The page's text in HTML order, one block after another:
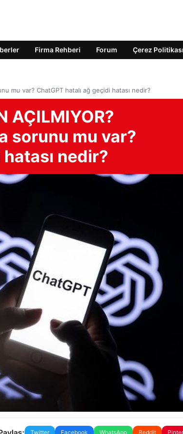
Firma Rehberi Forum Çerez Politikası
mu var? ChatGPT hatalı ağ geçidi hatası nedir?
AÇILMIYOR?
sorunu mu var?
nedir?
Twitter Facebook WhatsApp Reddit